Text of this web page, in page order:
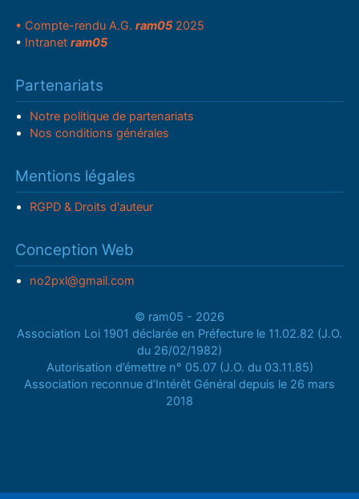
• Compte-rendu A.G.ram05 2025
• Intranetram05
Partenariats
Notre politique de partenariats
Nos conditions générales
Mentions légales
RGPD & Droits d'auteur
Conception Web
no2pxl@gmail.com
© ram05 - 2026
Association Loi 1901 déclarée en Préfecture le 11.02.82 (J.O.
du 26/02/1982)
Autorisation d’émettre n° 05.07 (J.O. du 03.11.85)
Association reconnue d’Intérêt Général depuis le 26 mars
2018